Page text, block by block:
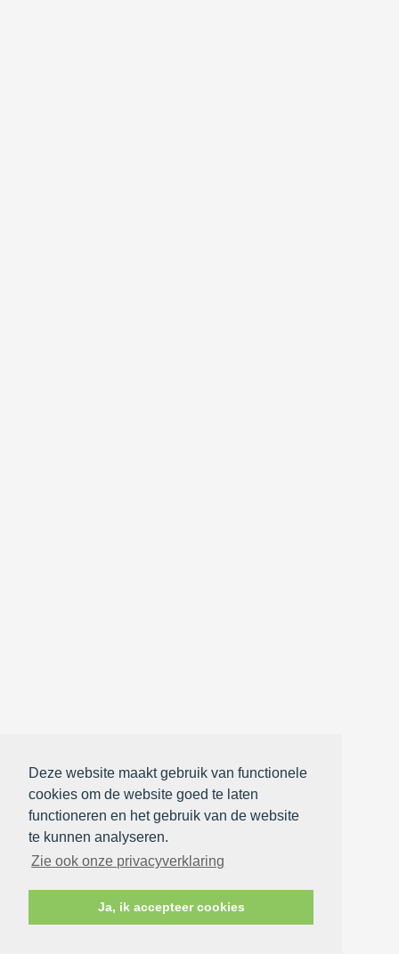
Deze website maakt gebruik van functionele
cookies om de website goed te laten
functioneren en het gebruik van de website
te kunnen analyseren.
Zie ook onze privacyverklaring
Ja, ik accepteer cookies